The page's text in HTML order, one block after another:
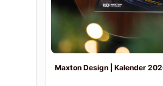
Maxton Design | Kalender